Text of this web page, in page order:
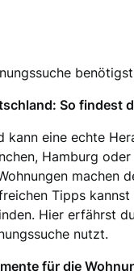
So findest
kann eine echte
Hamburg
machen
Tipps
Hier erfährst
nutzt.
für die